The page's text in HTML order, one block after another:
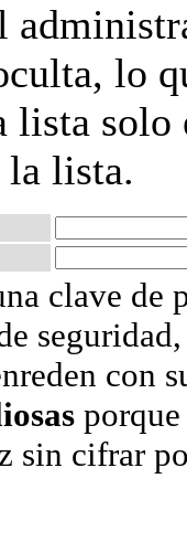
lo
lista
la lista.
clave de
con
sin cifrar